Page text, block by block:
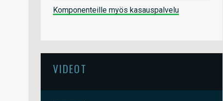
Komponenteille myös kasauspalvelu
VIDEOT